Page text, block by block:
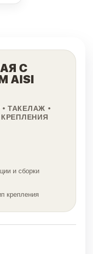
С
AISI
ТАКЕЛАЖ •
и сборки
крепления